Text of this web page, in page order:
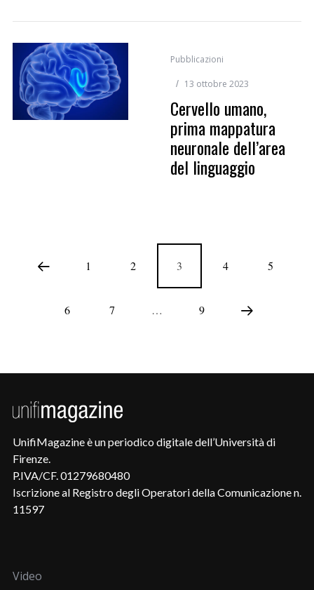
Pubblicazioni
13 ottobre 2023
Cervello umano,
prima mappatura
neuronale dell’area
del linguaggio
1 2 3 4 5
6 7 … 9
UnifiMagazine è un periodico digitale dell’Università di
Firenze.
P.IVA/CF. 01279680480
Iscrizione al Registro degli Operatori della Comunicazione n.
11597
Video